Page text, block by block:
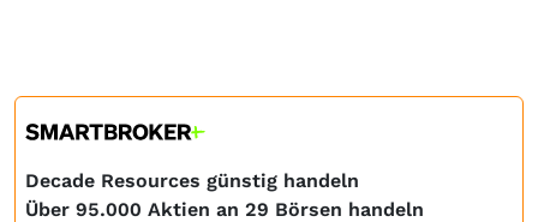
Decade Resources günstig handeln
Über 95.000 Aktien an 29 Börsen handeln